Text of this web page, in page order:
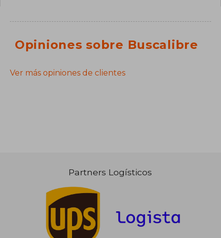
Opiniones sobre Buscalibre
Ver más opiniones de clientes
Partners Logísticos